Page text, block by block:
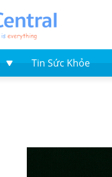
Tin Sức Khỏe